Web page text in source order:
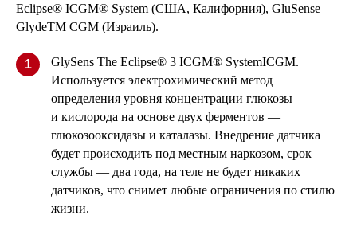
Eclipse® ICGM® System (США, Калифорния), GluSense
GlydeTM CGM (Израиль).
1
GlySens The Eclipse® 3 ICGM® SystemICGM.
Используется электрохимический метод
определения уровня концентрации глюкозы
и кислорода на основе двух ферментов —
глюкозооксидазы и каталазы. Внедрение датчика
будет происходить под местным наркозом, срок
службы — два года, на теле не будет никаких
датчиков, что снимет любые ограничения по стилю
жизни.